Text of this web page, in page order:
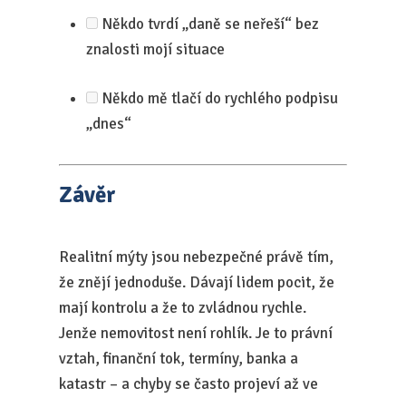
Někdo tvrdí „daně se neřeší“ bez
znalosti mojí situace
Někdo mě tlačí do rychlého podpisu
„dnes“
Závěr
Realitní mýty jsou nebezpečné právě tím,
že znějí jednoduše. Dávají lidem pocit, že
mají kontrolu a že to zvládnou rychle.
Jenže nemovitost není rohlík. Je to právní
vztah, finanční tok, termíny, banka a
katastr – a chyby se často projeví až ve